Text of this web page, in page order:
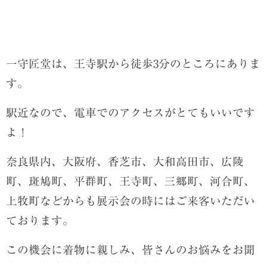
一守匠堂は、王寺駅から徒歩3分のところにありま
す。
駅近なので、電車でのアクセスがとてもいいです
よ！
奈良県内、大阪府、香芝市、大和高田市、広陵
町、斑鳩町、平群町、王寺町、三郷町、河合町、
上牧町などからも展示会の時にはご来客いただい
ております。
この機会に着物に親しみ、皆さんのお悩みをお聞